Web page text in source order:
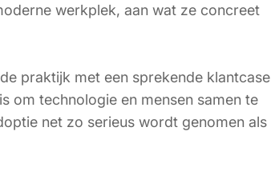
werkplek, aan wat ze concreet
praktijk met een sprekende klantcase
om technologie en mensen samen te
net zo serieus wordt genomen als